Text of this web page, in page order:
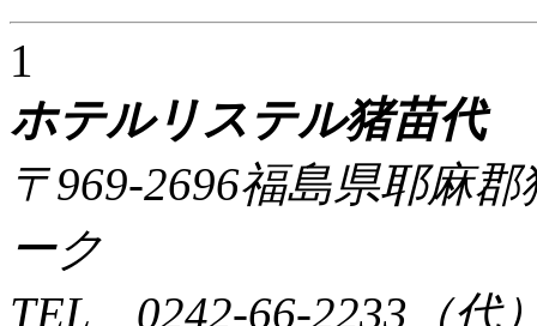
1
ホテルリステル猪苗代
〒969-2696福島県耶麻
ーク
TEL 0242-66-2233